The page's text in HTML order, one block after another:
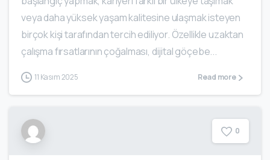
veya daha yüksek yaşam kalitesine ulaşmak isteyen
birçok kişi tarafından tercih ediliyor. Özellikle uzaktan
çalışma fırsatlarının çoğalması, dijital göçebe...
11 Kasım 2025 Read more
0